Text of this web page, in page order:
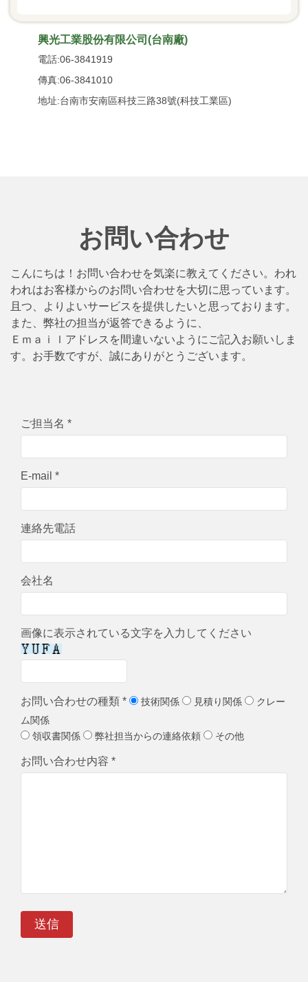
興光工業股份有限公司(台南廠)
電話:06-3841919
傳真:06-3841010
地址:台南市安南區科技三路38號(科技工業區)
お問い合わせ
こんにちは！お問い合わせを気楽に教えてください。われ
われはお客様からのお問い合わせを大切に思っています。
且つ、よりよいサービスを提供したいと思っております。
また、弊社の担当が返答できるように、
Ｅｍａｉｌアドレスを間違いないようにご記入お願いしま
す。お手数ですが、誠にありがとうございます。
ご担当名 *
E-mail *
連絡先電話
会社名
画像に表示されている文字を入力してください
お問い合わせの種類 * 技術関係 見積り関係
クレー
ム関係
領収書関係
弊社担当からの連絡依頼 その他
お問い合わせ内容 *
送信